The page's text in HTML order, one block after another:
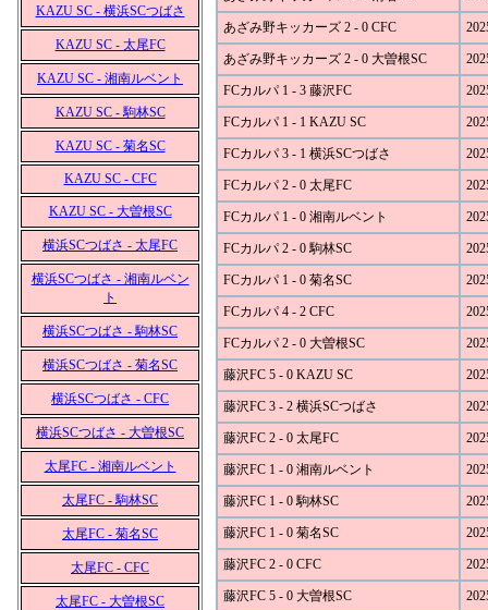
KAZU SC - 横浜SCつばさ
KAZU SC - 太尾FC
KAZU SC - 湘南ルベント
KAZU SC - 駒林SC
KAZU SC - 菊名SC
KAZU SC - CFC
KAZU SC - 大曽根SC
横浜SCつばさ - 太尾FC
横浜SCつばさ - 湘南ルベン
ト
横浜SCつばさ - 駒林SC
横浜SCつばさ - 菊名SC
横浜SCつばさ - CFC
横浜SCつばさ - 大曽根SC
太尾FC - 湘南ルベント
太尾FC - 駒林SC
太尾FC - 菊名SC
太尾FC - CFC
太尾FC - 大曽根SC
あざみ野キッカーズ 2 - 0 CFC
あざみ野キッカーズ 2 - 0 大曽根SC
FCカルパ 1 - 3 藤沢FC
FCカルパ 1 - 1 KAZU SC
FCカルパ 3 - 1 横浜SCつばさ
FCカルパ 2 - 0 太尾FC
FCカルパ 1 - 0 湘南ルベント
FCカルパ 2 - 0 駒林SC
FCカルパ 1 - 0 菊名SC
FCカルパ 4 - 2 CFC
FCカルパ 2 - 0 大曽根SC
藤沢FC 5 - 0 KAZU SC
藤沢FC 3 - 2 横浜SCつばさ
藤沢FC 2 - 0 太尾FC
藤沢FC 1 - 0 湘南ルベント
藤沢FC 1 - 0 駒林SC
藤沢FC 1 - 0 菊名SC
藤沢FC 2 - 0 CFC
藤沢FC 5 - 0 大曽根SC